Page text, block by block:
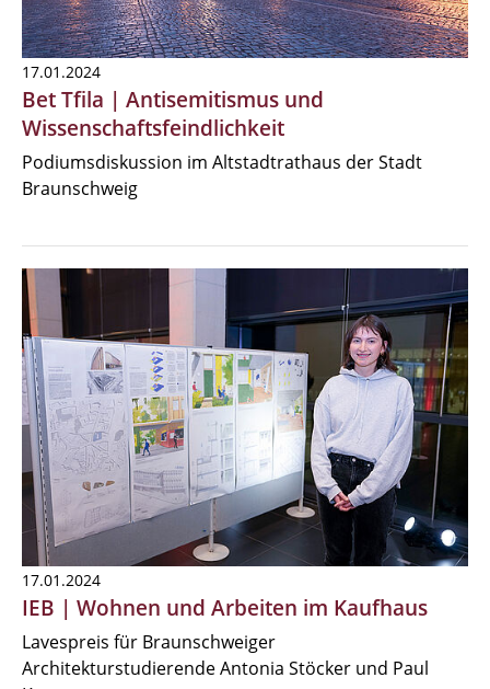
17.01.2024
Bet Tfila | Antisemitismus und
Wissenschaftsfeindlichkeit
Podiumsdiskussion im Altstadtrathaus der Stadt
Braunschweig
17.01.2024
IEB | Wohnen und Arbeiten im Kaufhaus
Lavespreis für Braunschweiger
Architekturstudierende Antonia Stöcker und Paul